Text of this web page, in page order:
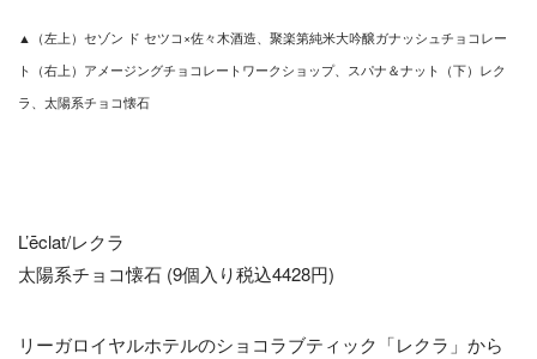
▲（左上）セゾン ド セツコ×佐々木酒造、聚楽第純米大吟醸ガナッシュチョコレー
ト （右上）アメージングチョコレートワークショップ、 スパナ＆ナット（下）レク
ラ、太陽系チョコ懐石
L’ēclat/レクラ
太陽系チョコ懐石 (9個入り税込4428円)
リーガロイヤルホテルのショコラブティック「レクラ」から